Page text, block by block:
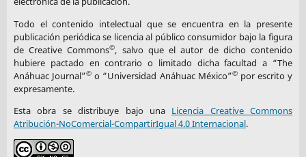
Todo el contenido intelectual que se encuentra en la presente
publicación periódica se licencia al público consumidor bajo la figura
de Creative Commons©, salvo que el autor de dicho contenido
hubiere pactado en contrario o limitado dicha facultad a “The
Anáhuac Journal”© o “Universidad Anáhuac México”©por escrito y
expresamente.
Esta obra se distribuye bajo una Licencia Creative Commons
Atribución-NoComercial-CompartirIgual 4.0 Internacional.